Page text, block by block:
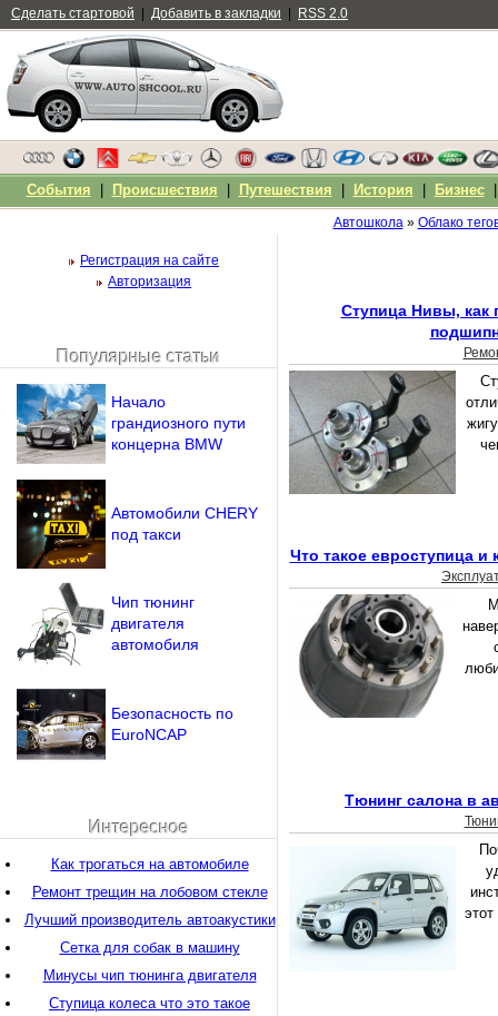
Автошкола» Облако
Ступица Нивы, как
Что такое евроступица и
Тюнинг салона в
Регистрация на сайте
Авторизация
Напомнить пароль?
Популярные статьи
Начало
грандиозного пути
концерна BMW
Автомобили CHERY
под такси
Чип тюнинг
двигателя
автомобиля
Безопасность по
EuroNCAP
Интересное
Как трогаться на автомобиле
Ремонт трещин на лобовом стекле
Лучший производитель автоакустики
Сетка для собак в машину
Минусы чип тюнинга двигателя
Ступица колеса что это такое
Сделать стартовой Добавить в закладки RSS 2.0
События Происшествия Путешествия История Бизнес